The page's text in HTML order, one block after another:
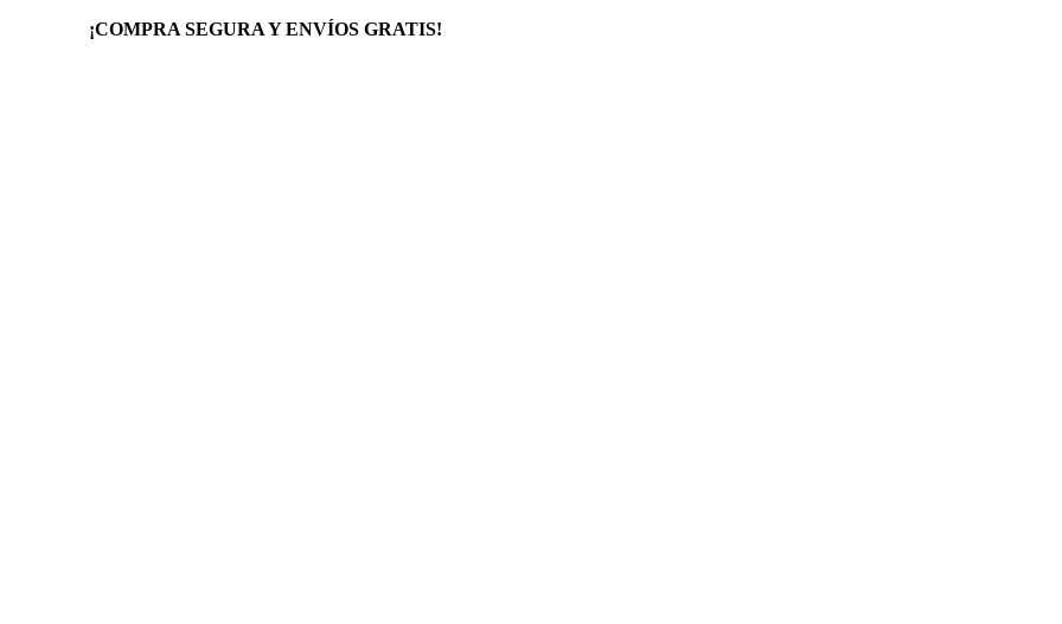
¡COMPRA SEGURA Y ENVÍOS GRATIS!